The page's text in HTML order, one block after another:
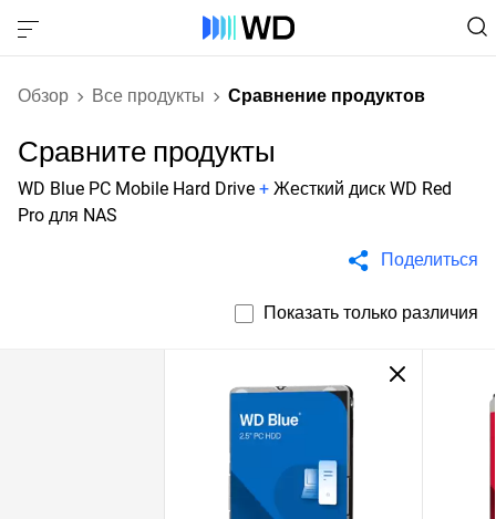
Обзор Все продукты Сравнение продуктов
Сравните продукты
WD Blue PC Mobile Hard Drive + Жесткий диск WD Red
Pro для NAS
Поделиться
Показать только различия